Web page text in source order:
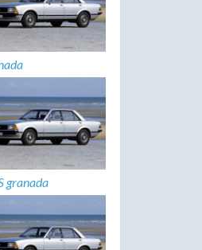
granada